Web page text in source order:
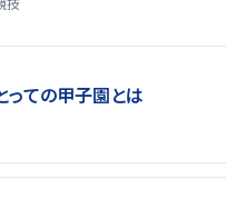
っての甲子園とは